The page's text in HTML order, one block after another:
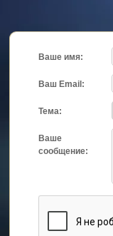
Ваше имя:
Ваш Email:
Тема:
Ваше
сообщение: